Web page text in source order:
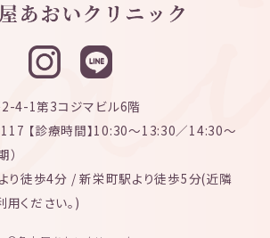
4-1第3コジマビル6階
【診療時間】10:30〜13:30／14:30〜
）
より徒歩4分 / 新栄町駅より徒歩5分(近隣
ください。)